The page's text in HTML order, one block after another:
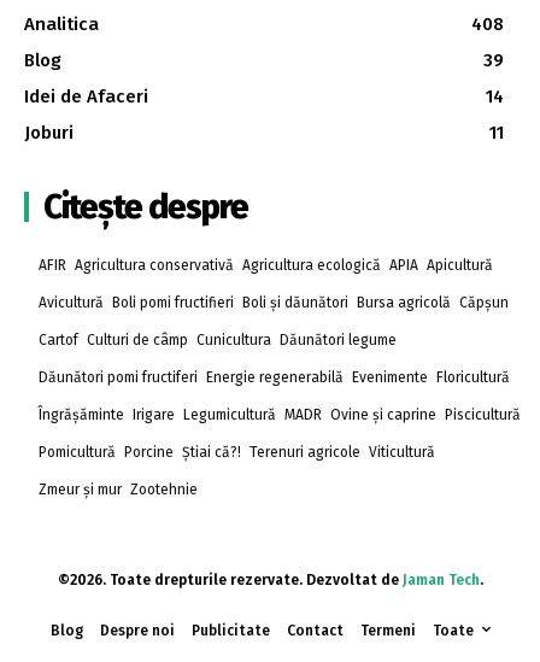
Analitica
408
Blog
39
Idei de Afaceri
14
Joburi
11
Citește despre
AFIR Agricultura conservativă Agricultura ecologică APIA Apicultură
Avicultură Boli pomi fructifieri Boli și dăunători Bursa agricolă Căpșun
Cartof Culturi de câmp Cunicultura Dăunători legume
Dăunători pomi fructiferi Energie regenerabilă Evenimente Floricultură
Îngrășăminte Irigare Legumicultură MADR Ovine și caprine Piscicultură
Pomicultură Porcine Știai că?! Terenuri agricole Viticultură
Zmeur și mur Zootehnie
©2026. Toate drepturile rezervate. Dezvoltat de Jaman Tech.
Blog Despre noi Publicitate Contact Termeni Toate